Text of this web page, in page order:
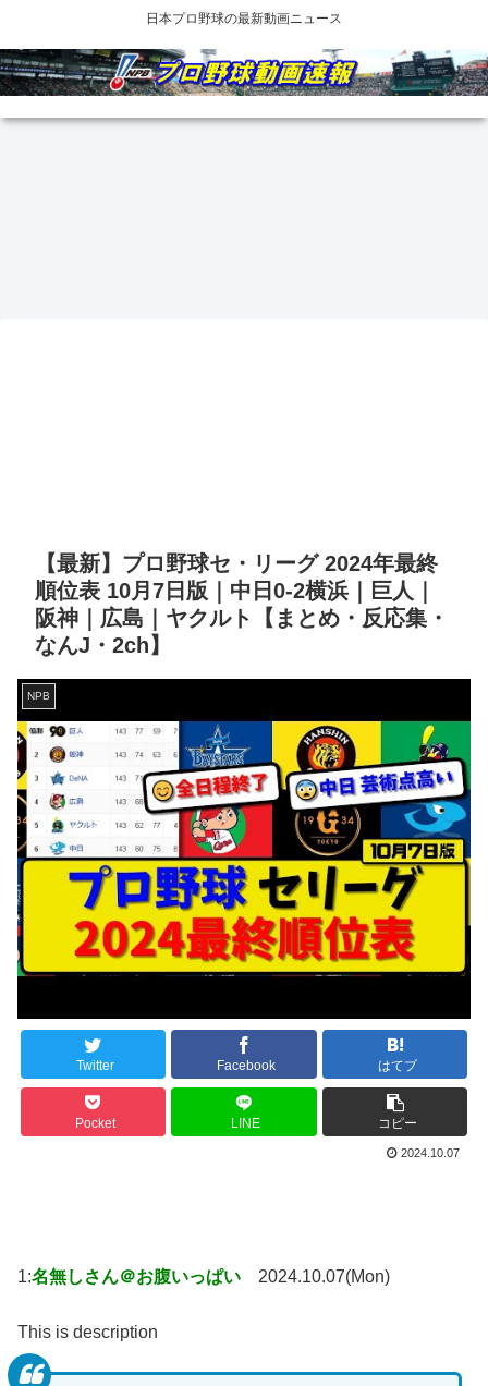
日本プロ野球の最新動画ニュース
【最新】プロ野球セ・リーグ 2024年最終
順位表 10月7日版｜中日0-2横浜｜巨人｜
阪神｜広島｜ヤクルト【まとめ・反応集・
なんJ・2ch】
NPB
Twitter Facebook はてブ
Pocket LINE コピー
2024.10.07
1:名無しさん＠お腹いっぱい 2024.10.07(Mon)
This is description